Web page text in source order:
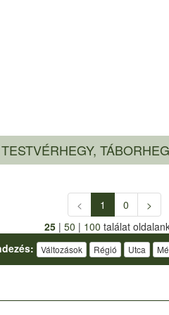
TESTVÉRHEGY,
< 1 0
>
25| 50 | 100 találat
Változások Régió Utca